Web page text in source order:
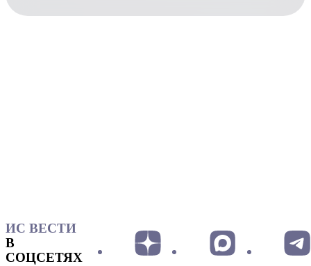
ИС ВЕСТИ
В
СОЦСЕТЯХ